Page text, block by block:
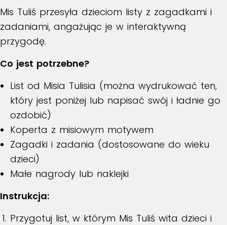
Mis Tuliś przesyła dzieciom listy z zagadkami i
zadaniami, angażując je w interaktywną
przygodę.
Co jest potrzebne?
List od Misia Tulisia (można wydrukować ten,
który jest poniżej lub napisać swój i ładnie go
ozdobić)
Koperta z misiowym motywem
Zagadki i zadania (dostosowane do wieku
dzieci)
Małe nagrody lub naklejki
Instrukcja:
Przygotuj list, w którym Mis Tuliś wita dzieci i